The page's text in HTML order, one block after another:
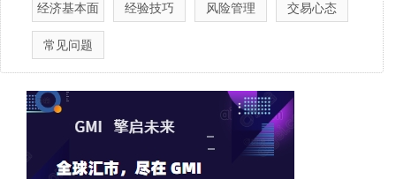
经济基本面 经验技巧 风险管理 交易心态
常见问题